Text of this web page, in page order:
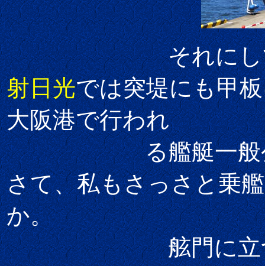
それにしても
射日光では突堤にも甲
大阪港で行われ
る艦艇一般公開
さて、私もさっさと乗
か。
舷門に立つ隊